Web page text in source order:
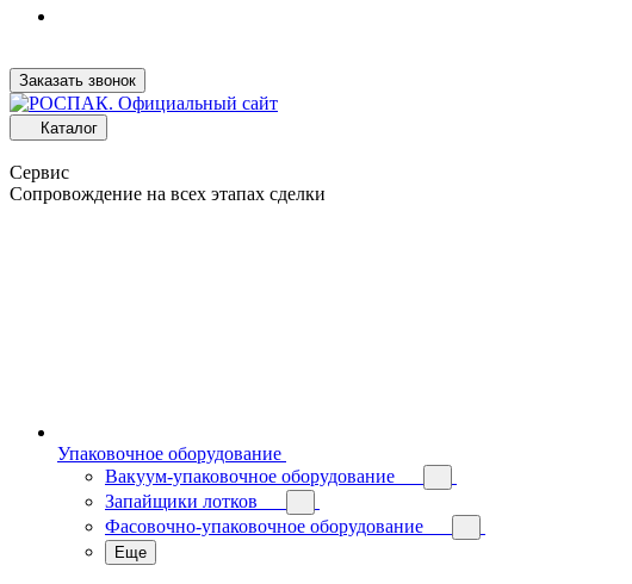
Заказать звонок
Каталог
Сервис
Сопровождение на всех этапах сделки
Упаковочное оборудование
Вакуум-упаковочное оборудование
Запайщики лотков
Фасовочно-упаковочное оборудование
Еще